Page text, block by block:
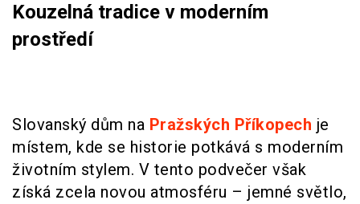
Kouzelná tradice v moderním
prostředí
Slovanský dům na Pražských Příkopech je
místem, kde se historie potkává s moderním
životním stylem. V tento podvečer však
získá zcela novou atmosféru – jemné světlo,